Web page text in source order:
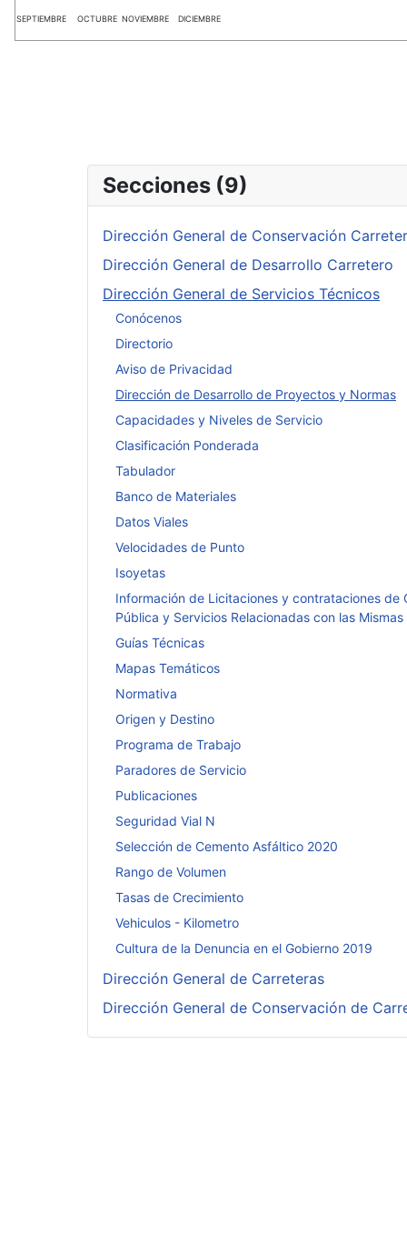
SEPTIEMBRE OCTUBRE NOVIEMBRE DICIEMBRE
Secciones (9)
Dirección General de Conservación
Dirección General de Desarrollo Carretero
Dirección General de Servicios Técnicos
Conócenos
Directorio
Aviso de Privacidad
Dirección de Desarrollo de Proyectos y Normas
Capacidades y Niveles de Servicio
Clasificación Ponderada
Tabulador
Banco de Materiales
Datos Viales
Velocidades de Punto
Isoyetas
Información de Licitaciones y contrataciones de
Pública y Servicios Relacionadas con las Mismas
Guías Técnicas
Mapas Temáticos
Normativa
Origen y Destino
Programa de Trabajo
Paradores de Servicio
Publicaciones
Seguridad Vial N
Selección de Cemento Asfáltico 2020
Rango de Volumen
Tasas de Crecimiento
Vehiculos - Kilometro
Cultura de la Denuncia en el Gobierno 2019
Dirección General de Carreteras
Dirección General de Conservación de